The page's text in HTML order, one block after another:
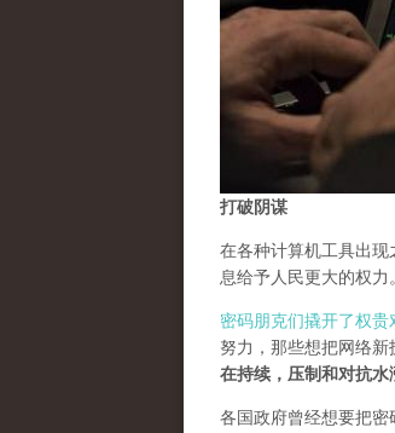
打破阴谋
在各种计算机工具出
息给予人民更大的权力。
密码朋克们撬开了权贵
努力，那些想把网络新
在持续，压制和对抗
各国政府曾经想要把